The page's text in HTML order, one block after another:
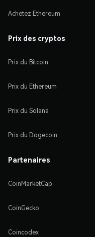
Achetez Ethereum
Prix des cryptos
Prix du Bitcoin
Prix du Ethereum
Prix du Solana
Prix du Dogecoin
Partenaires
CoinMarketCap
CoinGecko
Coincodex